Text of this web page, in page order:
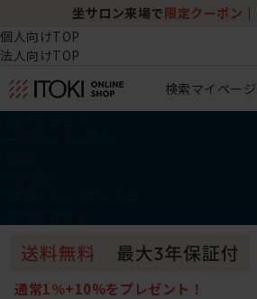
坐サロン来場で 限定クーポン
個人向けTOP
法人向けTOP
検索マイページ
通常1％+10%をプレゼント！